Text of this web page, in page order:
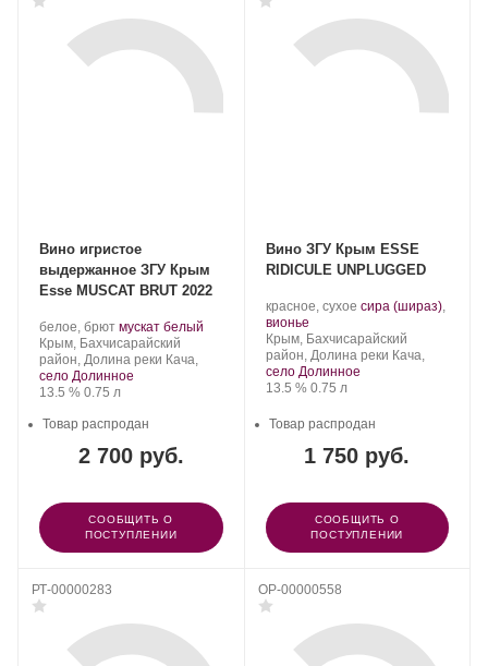
Вино игристое
выдержанное ЗГУ Крым
Esse MUSCAT BRUT 2022
Производитель:
Сатера/ESSE.
белое, брют .
Сорт
винограда:
мускат белый
Регион:
Крым, Бахчисарайский
район, Долина реки Кача,
село Долинное
Крепость
13.5 %. Объем
0.75 л
2 700 руб.
Товар распродан
СООБЩИТЬ О
ПОСТУПЛЕНИИ
Вино ЗГУ Крым ESSE
RIDICULE UNPLUGGED
Производитель:
Сатера/ESSE.
красное, сухое .
винограда:
сира (шираз),
вионье.
Регион:
Крым, Бахчисарайский
район, Долина реки Кача,
село Долинное
Крепость
13.5 %. Объем
0.75 л
1 750 руб.
Товар распродан
СООБЩИТЬ О
ПОСТУПЛЕНИИ
РТ-00000283 OP-00000558